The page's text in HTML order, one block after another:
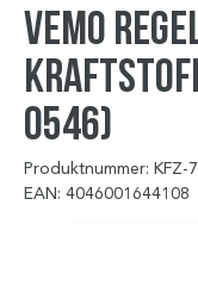
VEMO
0546)
Produktnummer: KFZ-
EAN: 4046001644108